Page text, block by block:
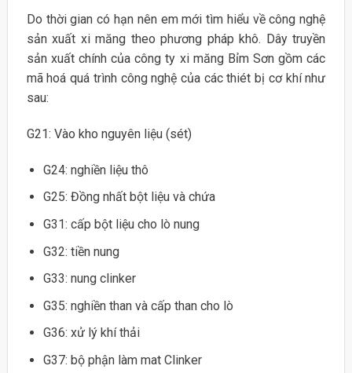
Do thời gian có hạn nên em mới tìm hiểu về công nghệ
sản xuất xi măng theo phương pháp khô. Dây truyền
sản xuất chính của công ty xi măng Bỉm Sơn gồm các
mã hoá quá trình công nghệ của các thiét bị cơ khí như
sau:
G21: Vào kho nguyên liệu (sét)
G24: nghiền liệu thô
G25: Đồng nhất bột liệu và chứa
G31: cấp bột liệu cho lò nung
G32: tiền nung
G33: nung clinker
G35: nghiền than và cấp than cho lò
G36: xử lý khí thải
G37: bộ phận làm mat Clinker